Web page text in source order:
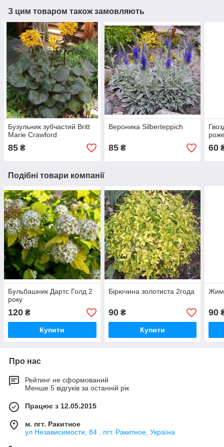
З цим товаром також замовляють
Бузульник зубчастий Britt
Marie Crawford
85 ₴
Вероника Silberteppich
85₴ 60
Подібні товари компанії
Бульбашник Дартс Голд 2
року
120 ₴
Купити
Бірючина золотиста 2года
90₴
Купити
90
Про нас
Рейтинг не сформований
Менше 5 відгуків за останній рік
Працює з 12.05.2015
м. пгт. Ракитное
ул.Независимости, 84 , пгт. Ракитное, Україна